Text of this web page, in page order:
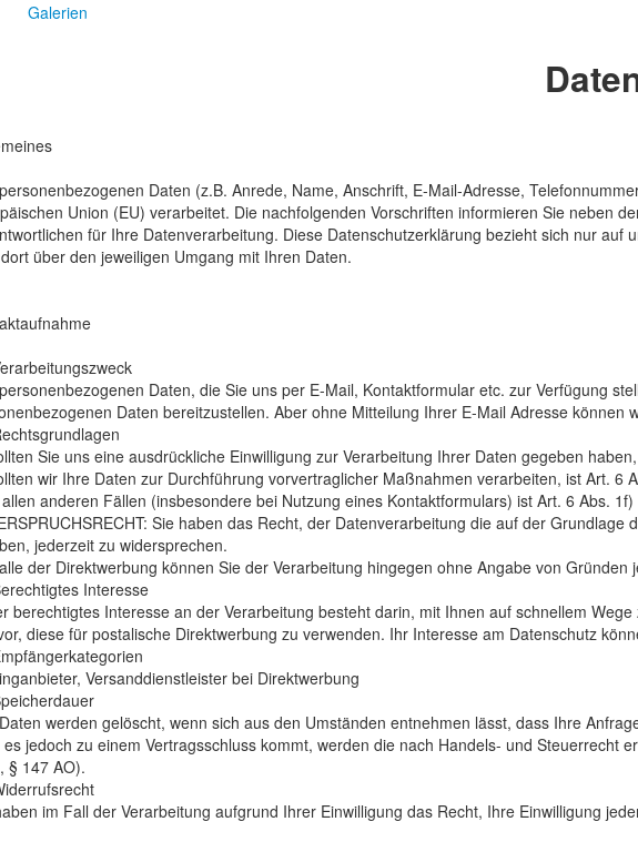
Galerien
Daten (z.B. Anrede, Name, Anschrift, E-Mail-Adresse,
Union (EU) verarbeitet. Die nachfolgenden Vorschriften informieren Sie neben
für Ihre Datenverarbeitung. Diese Datenschutzerklärung bezieht sich nur
über den jeweiligen Umgang mit Ihren Daten.
Daten, die Sie uns per E-Mail, Kontaktformular etc. zur Verfügung
Daten bereitzustellen. Aber ohne Mitteilung Ihrer E-Mail Adresse können
Sie uns eine ausdrückliche Einwilligung zur Verarbeitung Ihrer Daten gegeben
wir Ihre Daten zur Durchführung vorvertraglicher Maßnahmen verarbeiten, ist Art. 6
anderen Fällen (insbesondere bei Nutzung eines Kontaktformulars) ist Art. 6 Abs.
Sie haben das Recht, der Datenverarbeitung die auf der
jederzeit zu widersprechen.
der Direktwerbung können Sie der Verarbeitung hingegen ohne Angabe von Gründen
Interesse
berechtigtes Interesse an der Verarbeitung besteht darin, mit Ihnen auf schnellem
diese für postalische Direktwerbung zu verwenden. Ihr Interesse am Datenschutz
Versanddienstleister bei Direktwerbung
werden gelöscht, wenn sich aus den Umständen entnehmen lässt, dass Ihre
es jedoch zu einem Vertragsschluss kommt, werden die nach Handels- und
§ 147 AO).
im Fall der Verarbeitung aufgrund Ihrer Einwilligung das Recht, Ihre Einwilligung